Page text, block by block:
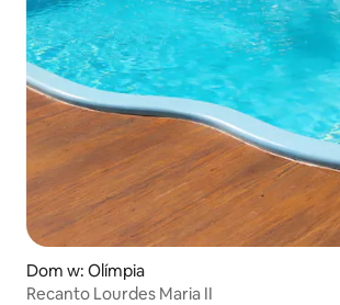
Dom w: Olímpia
Recanto Lourdes Maria II